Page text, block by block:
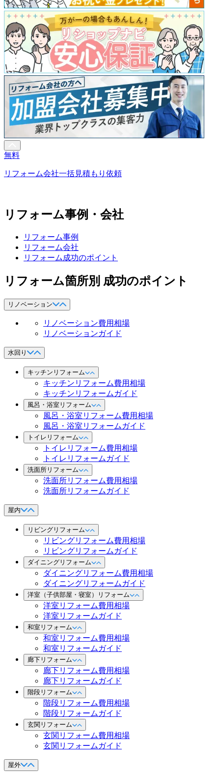
無料
リフォーム会社一括見積もり依頼
リフォーム事例・会社
リフォーム事例
リフォーム会社
リフォーム成功のポイント
リフォーム箇所別 成功のポイント
リノベーション
リノベーション費用相場
リノベーションガイド
水回り
キッチンリフォーム
キッチンリフォーム費用相場
キッチンリフォームガイド
風呂・浴室リフォーム
風呂・浴室リフォーム費用相場
風呂・浴室リフォームガイド
トイレリフォーム
トイレリフォーム費用相場
トイレリフォームガイド
洗面所リフォーム
洗面所リフォーム費用相場
洗面所リフォームガイド
屋内
リビングリフォーム
リビングリフォーム費用相場
リビングリフォームガイド
ダイニングリフォーム
ダイニングリフォーム費用相場
ダイニングリフォームガイド
洋室（子供部屋・寝室）リフォーム
洋室リフォーム費用相場
洋室リフォームガイド
和室リフォーム
和室リフォーム費用相場
和室リフォームガイド
廊下リフォーム
廊下リフォーム費用相場
廊下リフォームガイド
階段リフォーム
階段リフォーム費用相場
階段リフォームガイド
玄関リフォーム
玄関リフォーム費用相場
玄関リフォームガイド
屋外